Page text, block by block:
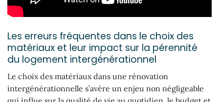
Les erreurs fréquentes dans le choix des
matériaux et leur impact sur la pérennité
du logement intergénérationnel
Le choix des matériaux dans une rénovation
intergénérationnelle s’avère un enjeu non négligeable